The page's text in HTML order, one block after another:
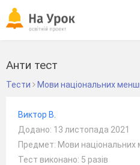
Анти тест
Тести Мови національних
Виктор В.
Додано: 13 листопада 2021
Предмет: Мови національних
Тест виконано: 5 разів